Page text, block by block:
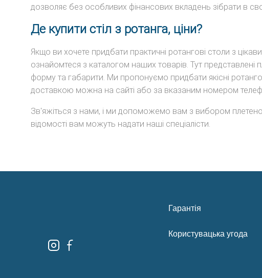
дозволяє без особливих фінансових вкладень зібрати в
Де купити стіл з ротанга, ціни?
Якщо ви хочете придбати практичні ротангові столи з
ознайомтеся з каталогом наших товарів. Тут представлені
форму та габарити. Ми пропонуємо придбати якісні
доставкою можна на сайті або за вказаним номером
Зв'яжіться з нами, і ми допоможемо вам з вибором
відомості вам можуть надати наші спеціалісти.
Гарантія
Користувацька угода